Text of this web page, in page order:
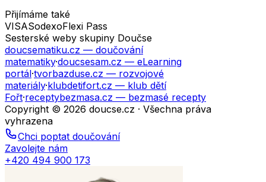
Přijímáme také
VISASodexoFlexi Pass
Sesterské weby skupiny Doučse
doucsematiku.cz — doučování
matematiky·doucsesam.cz — eLearning
portál·tvorbazduse.cz — rozvojové
materiály·klubdetifort.cz — klub dětí
Fořt·receptybezmasa.cz — bezmasé recepty
Copyright © 2026 doucse.cz · Všechna práva
vyhrazena
Chci poptat doučování
Zavolejte nám
+420 494 900 173